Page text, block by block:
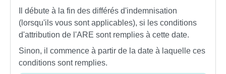
Il débute à la fin des différés d'indemnisation
(lorsqu'ils vous sont applicables), si les conditions
d'attribution de l'ARE sont remplies à cette date.
Sinon, il commence à partir de la date à laquelle ces
conditions sont remplies.